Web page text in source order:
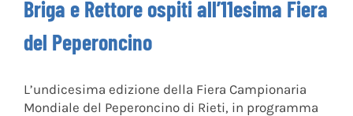
Briga e Rettore ospiti all’11esima Fiera
del Peperoncino
L’undicesima edizione della Fiera Campionaria
Mondiale del Peperoncino di Rieti, in programma